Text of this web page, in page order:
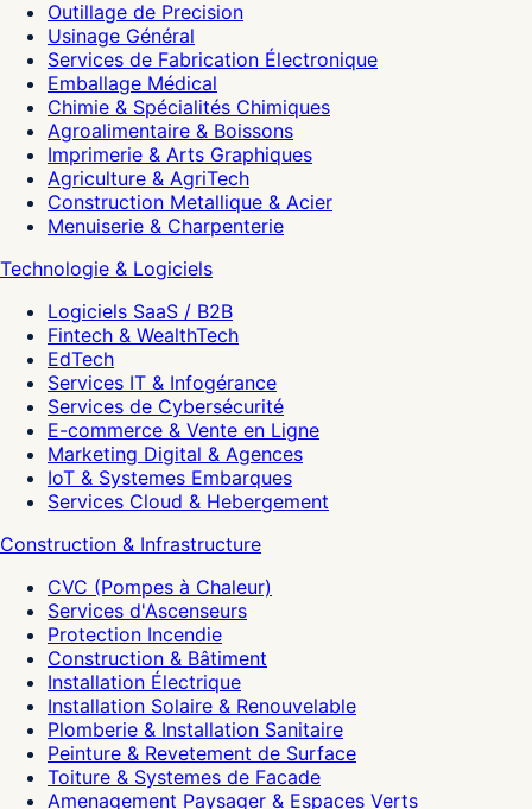
Outillage de Precision
Usinage Général
Services de Fabrication Électronique
Emballage Médical
Chimie & Spécialités Chimiques
Agroalimentaire & Boissons
Imprimerie & Arts Graphiques
Agriculture & AgriTech
Construction Metallique & Acier
Menuiserie & Charpenterie
Technologie & Logiciels
Logiciels SaaS / B2B
Fintech & WealthTech
EdTech
Services IT & Infogérance
Services de Cybersécurité
E-commerce & Vente en Ligne
Marketing Digital & Agences
IoT & Systemes Embarques
Services Cloud & Hebergement
Construction & Infrastructure
CVC (Pompes à Chaleur)
Services d'Ascenseurs
Protection Incendie
Construction & Bâtiment
Installation Électrique
Installation Solaire & Renouvelable
Plomberie & Installation Sanitaire
Peinture & Revetement de Surface
Toiture & Systemes de Facade
Amenagement Paysager & Espaces Verts